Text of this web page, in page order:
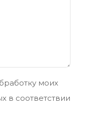
моих
в соответствии